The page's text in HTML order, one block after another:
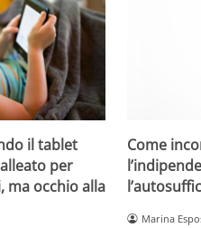
il tablet
per
ma occhio alla
Come
Marina